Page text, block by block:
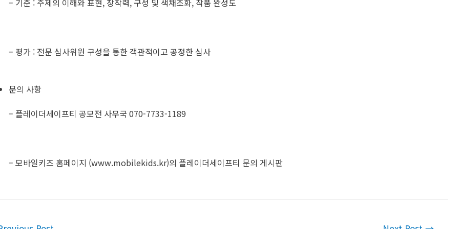
– 평가 : 전문 심사위원 구성을 통한 객관적이고 공정한 심사
문의 사항
– 플레이더세이프티 공모전 사무국 070-7733-1189
– 모바일키즈 홈페이지 (www.mobilekids.kr)의 플레이더세이프티 문의 게시판